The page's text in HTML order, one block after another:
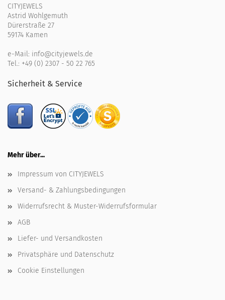
CITYJEWELS
Astrid Wohlgemuth
Dürerstraße 27
59174 Kamen
e-Mail: info@cityjewels.de
Tel.: +49 (0) 2307 - 50 22 765
Sicherheit & Service
Mehr über...
Impressum von CITYJEWELS
Versand- & Zahlungsbedingungen
Widerrufsrecht & Muster-Widerrufsformular
AGB
Liefer- und Versandkosten
Privatsphäre und Datenschutz
Cookie Einstellungen